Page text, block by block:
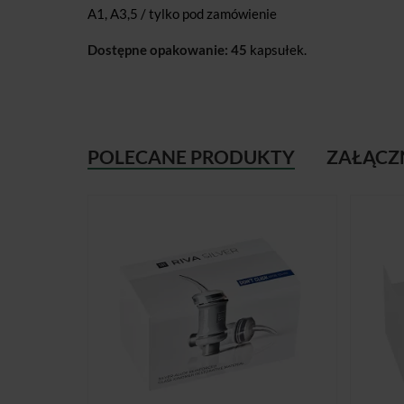
A1, A3,5 / tylko pod zamówienie
Dostępne opakowanie: 45 kapsułek.
POLECANE PRODUKTY